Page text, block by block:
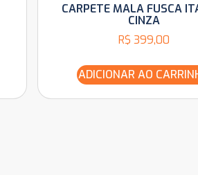
CARPETE MALA FUSCA
CINZA
R$ 399,00
ADICIONAR AO